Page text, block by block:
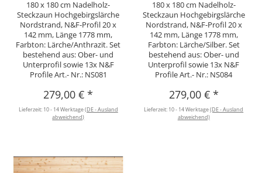
180 x 180 cm Nadelholz-
Steckzaun Hochgebirgslärche
Nordstrand, N&F-Profil 20 x
142 mm, Länge 1778 mm,
Farbton: Lärche/Anthrazit. Set
bestehend aus: Ober- und
Unterprofil sowie 13x N&F
Profile Art.- Nr.: NS081
279,00 €*
Lieferzeit: 10 - 14 Werktage(DE - Ausland
abweichend)
180 x 180 cm Nadelholz-
Steckzaun Hochgebirgslärche
Nordstrand, N&F-Profil 20 x
142 mm, Länge 1778 mm,
Farbton: Lärche/Silber. Set
bestehend aus: Ober- und
Unterprofil sowie 13x N&F
Profile Art.- Nr.: NS084
279,00 € *
Lieferzeit: 10 - 14 Werktage(DE - Ausland
abweichend)